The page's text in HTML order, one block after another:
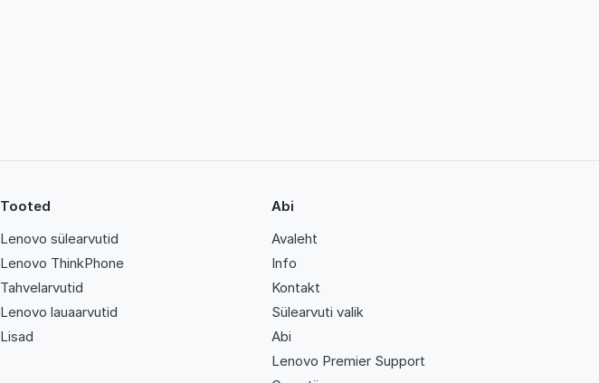
Tooted
Lenovo sülearvutid
Lenovo ThinkPhone
Tahvelarvutid
Lenovo lauaarvutid
Lisad
Abi
Avaleht
Info
Kontakt
Sülearvuti valik
Abi
Lenovo Premier Support